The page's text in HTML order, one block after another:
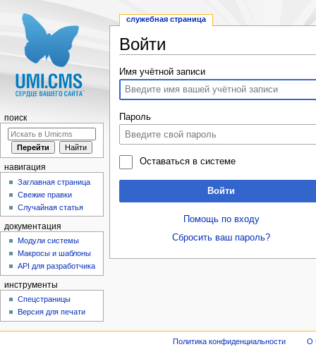
Войти
Имя учётной записи
Пароль
Оставаться в системе
Войти
Помощь по входу
Сбросить ваш пароль?
служебная страница
поиск
навигация
Заглавная страница
Свежие правки
Случайная статья
документация
Модули системы
Макросы и шаблоны
API для разработчика
инструменты
Спецстраницы
Версия для печати
Политика конфиденциальности О